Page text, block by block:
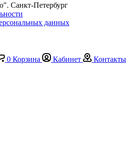
Санкт-Петербург
данных
0 Корзина Кабинет Контакты